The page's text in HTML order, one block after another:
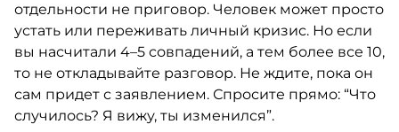
отдельности не приговор. Человек может просто
устать или переживать личный кризис. Но если
вы насчитали 4–5 совпадений, а тем более все 10,
то не откладывайте разговор. Не ждите, пока он
сам придет с заявлением. Спросите прямо: “Что
случилось? Я вижу, ты изменился”.